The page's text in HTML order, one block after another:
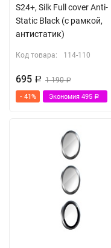
S24+, Silk Full cover Anti-
Static Black (с рамкой,
антистатик)
Код товара: 114-110
695 Р 1 190Р
- 41% Экономия 495 Р